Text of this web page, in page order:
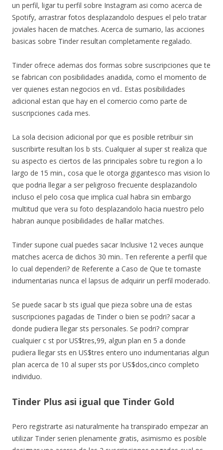
un perfil, ligar tu perfil sobre Instagram asi­ como acerca de
Spotify, arrastrar fotos desplazandolo despues el pelo tratar
joviales hacen de matches. Acerca de sumario, las acciones
basicas sobre Tinder resultan completamente regalado.
Tinder ofrece ademas dos formas sobre suscripciones que te
se fabrican con posibilidades anadida, como el momento de
ver quienes estan negocios en vd.. Estas posibilidades
adicional estan que hay en el comercio como parte de
suscripciones cada mes.
La sola decision adicional por que es posible retribuir sin
suscribirte resultan los b sts. Cualquier al super st realiza que
su aspecto es ciertos de las principales sobre tu region a lo
largo de 15 min., cosa que le otorga gigantesco mas vision lo
que podri­a llegar a ser peligroso frecuente desplazandolo
incluso el pelo cosa que implica cual habra sin embargo
multitud que vera su foto desplazandolo hacia nuestro pelo
habran aunque posibilidades de hallar matches.
Tinder supone cual puedes sacar Inclusive 12 veces aunque
matches acerca de dichos 30 min.. Ten referente a perfil que
lo cual dependeri? de Referente a Caso de Que te tomaste
indumentarias nunca el lapsus de adquirir un perfil moderado.
Se puede sacar b sts igual que pieza sobre una de estas
suscripciones pagadas de Tinder o bien se podri? sacar a
donde pudiera llegar sts personales. Se podri? comprar
cualquier c st por US$tres,99, algun plan en 5 a donde
pudiera llegar sts en US$tres entero uno indumentarias algun
plan acerca de 10 al super sts por US$dos,cinco completo
individuo.
Tinder Plus asi­ igual que Tinder Gold
Pero registrarte asi­ naturalmente ha transpirado empezar an
utilizar Tinder seri­en plenamente gratis, asimismo es posible